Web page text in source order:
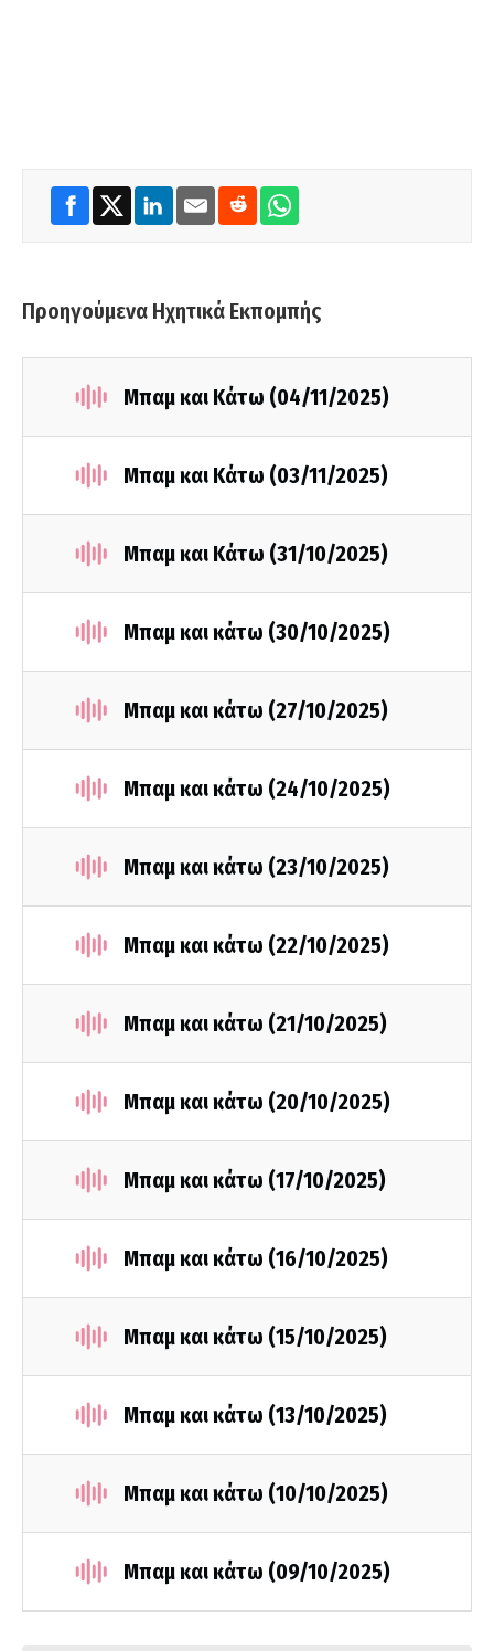
Προηγούμενα Ηχητικά Εκπομπής
Μπαμ και Κάτω (04/11/2025)
Μπαμ και Κάτω (03/11/2025)
Μπαμ και Κάτω (31/10/2025)
Μπαμ και κάτω (30/10/2025)
Μπαμ και κάτω (27/10/2025)
Μπαμ και κάτω (24/10/2025)
Μπαμ και κάτω (23/10/2025)
Μπαμ και κάτω (22/10/2025)
Μπαμ και κάτω (21/10/2025)
Μπαμ και κάτω (20/10/2025)
Μπαμ και κάτω (17/10/2025)
Μπαμ και κάτω (16/10/2025)
Μπαμ και κάτω (15/10/2025)
Μπαμ και κάτω (13/10/2025)
Μπαμ και κάτω (10/10/2025)
Μπαμ και κάτω (09/10/2025)